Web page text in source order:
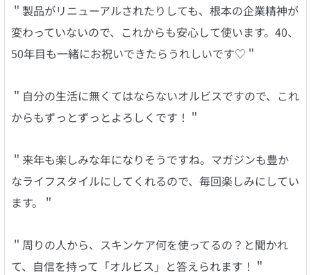
＂製品がリニューアルされたりしても、根本の企業精神が
変わっていないので、これからも安心して使います。40、
50年目も一緒にお祝いできたらうれしいです♡＂
＂自分の生活に無くてはならないオルビスですので、これ
からもずっとずっとよろしくです！＂
＂来年も楽しみな年になりそうですね。マガジンも豊か
なライフスタイルにしてくれるので、毎回楽しみにしてい
ます。＂
＂周りの人から、スキンケア何を使ってるの？と聞かれ
て、自信を持って「オルビス」と答えられます！＂